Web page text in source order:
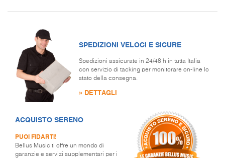
SPEDIZIONI VELOCI E SICURE
Spedizioni assicurate in 24/48 h in tutta Italia
con servizio di tacking per monitorare on-line lo
stato della consegna.
» DETTAGLI
ACQUISTO SERENO
PUOI FIDARTI!
Bellus Music ti offre un mondo di
garanzie e servizi supplementari per i